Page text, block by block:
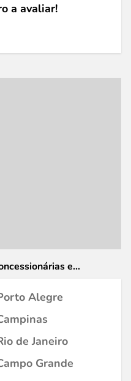
a avaliar!
e
Alegre
de Janeiro
Grande